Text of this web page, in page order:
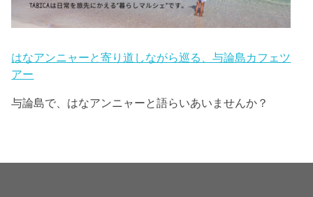
はなアンニャーと寄り道しながら巡る、与論島カフェツ
アー
与論島で、はなアンニャーと語らいあいませんか？